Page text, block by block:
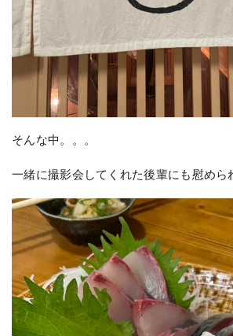
そんな中。。。
一緒に撮影会してくれた後輩にも慰めら